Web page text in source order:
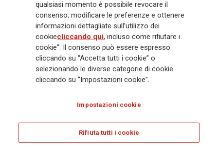
innovative e personalizzate, un'esperienza cliente di prima classe e le sue
capacità di distribuzione globale digitalizzata. Il Gruppo ha
completamente integrato la sostenibilità in tutte le scelte strategiche, con
l'obiettivo di creare valore per tutti gli stakeholder mentre costruisce una
società più equa e resiliente.
Legal Info Cookie Policy Privacy & GDPR
qualsiasi momento è possibile revocare il
consenso, modificare le preferenze e ottenere
informazioni dettagliate sull’utilizzo dei
cookiecliccando qui, incluso come rifiutare i
cookie". Il consenso può essere espresso
cliccando su “Accetta tutti i cookie” o
selezionando le diverse categorie di cookie
cliccando su “Impostazioni cookie”.
Impostazioni cookie
Rifiuta tutti i cookie